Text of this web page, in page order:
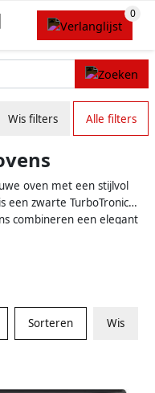
Wis filters Alle filters
oven met een stijlvol
een zwarte TurboTronic
combineren een elegant
om jouw kookervaring
en bieden een
Sorteren Wis